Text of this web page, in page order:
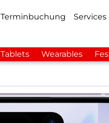
Terminbuchung Services
Tablets Wearables